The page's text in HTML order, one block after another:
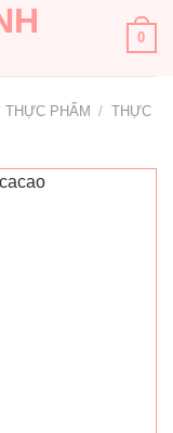
0
THỰC PHẨM / THỰC